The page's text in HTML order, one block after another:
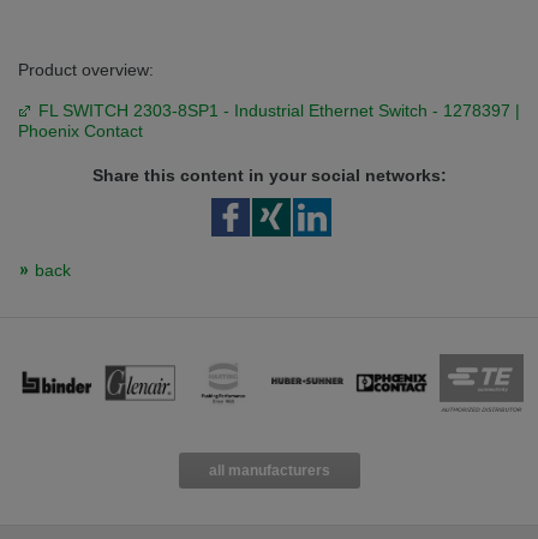
Product overview:
FL SWITCH 2303-8SP1 - Industrial Ethernet Switch - 1278397 |
Phoenix Contact
Share this content in your social networks:
back
all manufacturers